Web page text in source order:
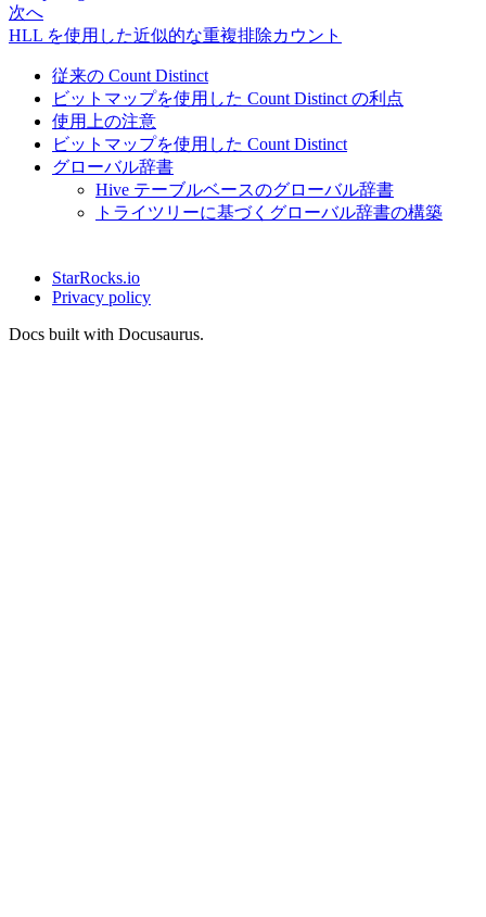
次へ
HLL を使用した近似的な重複排除カウント
従来の Count Distinct
ビットマップを使用した Count Distinct の利点
使用上の注意
ビットマップを使用した Count Distinct
グローバル辞書
Hive テーブルベースのグローバル辞書
トライツリーに基づくグローバル辞書の構築
StarRocks.io
Privacy policy
Docs built with Docusaurus.